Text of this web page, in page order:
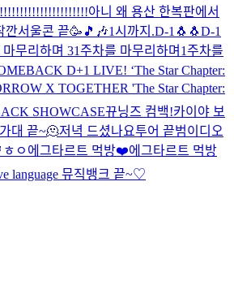
아니 왜 용산 한복판에서
깐서울콘 끝🥳 🎵🎶1시까지.D-1🐧🐧D-1
마무리하며 31주차를 마무리하며 1주차를
D+1 LIVE! ‘The Star Chapter:
X TOGETHER 'The Star Chapter:
SHOWCASE뀨닝즈 컴백!카이야 보
대 끝~🫠저녁 드셨나요투어 끝범이디오
ㅎㅇ 에그타르트 먹방❤️에그타르트 먹방
language 뮤직뱅크 끝~♡